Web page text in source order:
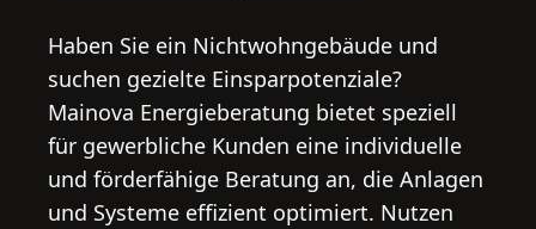
Haben Sie ein Nichtwohngebäude und
suchen gezielte Einsparpotenziale?
Mainova Energieberatung bietet speziell
für gewerbliche Kunden eine individuelle
und förderfähige Beratung an, die Anlagen
und Systeme effizient optimiert. Nutzen